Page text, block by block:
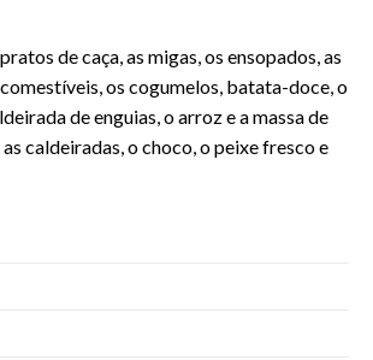
de caça, as migas, os ensopados, as
os cogumelos, batata-doce, o
de enguias, o arroz e a massa de
caldeiradas, o choco, o peixe fresco e